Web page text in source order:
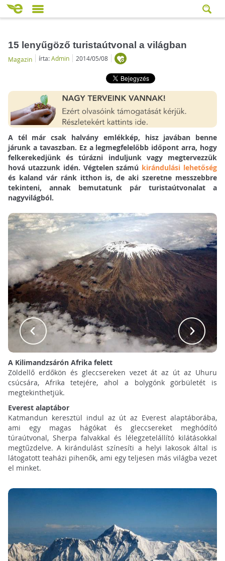
15 lenyűgöző turistaútvonal a világban
Magazin írta:Admin 2014/05/08
A tél már csak halvány emlékkép, hisz javában benne
járunk a tavaszban. Ez a legmegfelelőbb időpont arra, hogy
felkerekedjünk és túrázni induljunk vagy megtervezzük
hová utazzunk idén. Végtelen számú kirándulási lehetőség
és kaland vár ránk itthon is, de aki szeretne messzebbre
tekinteni, annak bemutatunk pár turistaútvonalat a
nagyvilágból.
A Kilimandzsárón Afrika felett
Zöldellő erdőkön és gleccsereken vezet át az út az Uhuru
csúcsára, Afrika tetejére, ahol a bolygónk görbületét is
megtekinthetjük.
Everest alaptábor
Katmandun keresztül indul az út az Everest alaptáborába,
ami egy magas hágókat és gleccsereket meghódító
túraútvonal, Sherpa falvakkal és lélegzetelállító kilátásokkal
megtűzdelve. A kirándulást színesíti a helyi lakosok által is
látogatott teaházi pihenők, ami egy teljesen más világba vezet
el minket.